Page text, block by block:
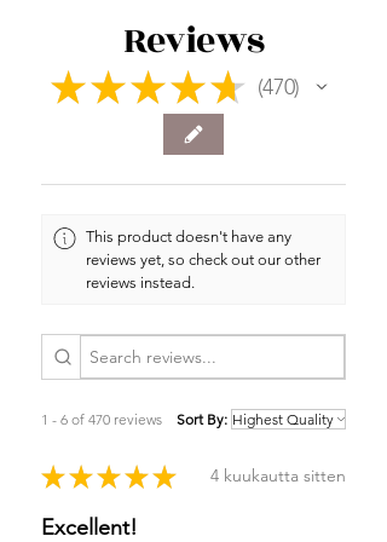
Reviews
★ ★ ★ ★ ★ 470
470
This product doesn't have any
reviews yet, so check out our other
reviews instead.
1 - 6 of 470 reviews Sort By:
★ ★ ★ ★ ★ 4 kuukautta sitten
Excellent!